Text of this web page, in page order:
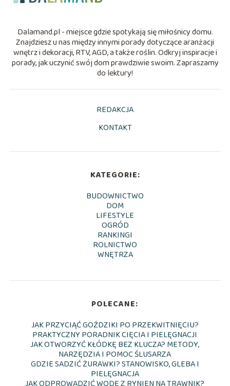
Dalamand.pl - miejsce gdzie spotykają się miłośnicy domu.
Znajdziesz u nas między innymi porady dotyczące aranżacji
wnętrz i dekoracji, RTV, AGD, a także roślin. Odkryj inspiracje i
porady, jak uczynić swój dom prawdziwie swoim. Zapraszamy
do lektury!
REDAKCJA
KONTAKT
KATEGORIE:
BUDOWNICTWO
DOM
LIFESTYLE
OGRÓD
RANKINGI
ROLNICTWO
WNĘTRZA
POLECANE:
JAK PRZYCIĄĆ GOŹDZIKI PO PRZEKWITNIĘCIU?
PRAKTYCZNY PORADNIK CIĘCIA I PIELĘGNACJI
JAK OTWORZYĆ KŁÓDKĘ BEZ KLUCZA? METODY,
NARZĘDZIA I POMOC ŚLUSARZA
GDZIE SADZIĆ ŻURAWKI? STANOWISKO, GLEBA I
PIELĘGNACJA